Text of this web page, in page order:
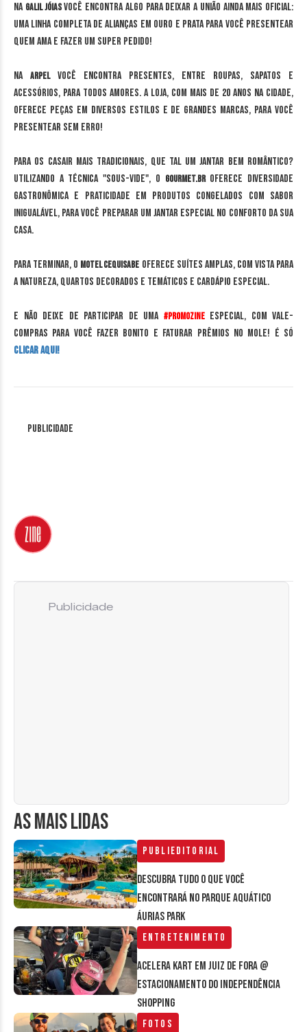
Na Galil Jóiasvocê encontra algo para deixar a união ainda mais oficial:
uma linha completa de alianças em ouro e prata para você presentear
quem ama e fazer um super pedido!
Na Arpelvocê encontra presentes, entre roupas, sapatos e
acessórios, para todos amores. A loja, com mais de 20 anos na cidade,
oferece peças em diversos estilos e de grandes marcas, para você
presentear sem erro!
Para os casair mais tradicionais, que tal um jantar bem romântico?
Utilizando a técnica "Sous-Vide", o Gourmet.BRoferece diversidade
gastronômica e praticidade em produtos congelados com sabor
inigualável, para você preparar um jantar especial no conforto da sua
casa.
Para terminar, o Motel Cequisabe oferece suítes amplas, com vista para
a natureza, quartos decorados e temáticos e cardápio especial.
E não deixe de participar de uma #PromoZineespecial, com vale-
compras para você fazer bonito e faturar prêmios no mole! É só
clicar aqui!
Publicidade
AS MAIS LIDAS
Publieditorial
Descubra tudo o que você
encontrará no parque aquático
Áurias Park
Entretenimento
Acelera Kart em Juiz de Fora @
estacionamento do Independência
Shopping
Fotos
Publicidade